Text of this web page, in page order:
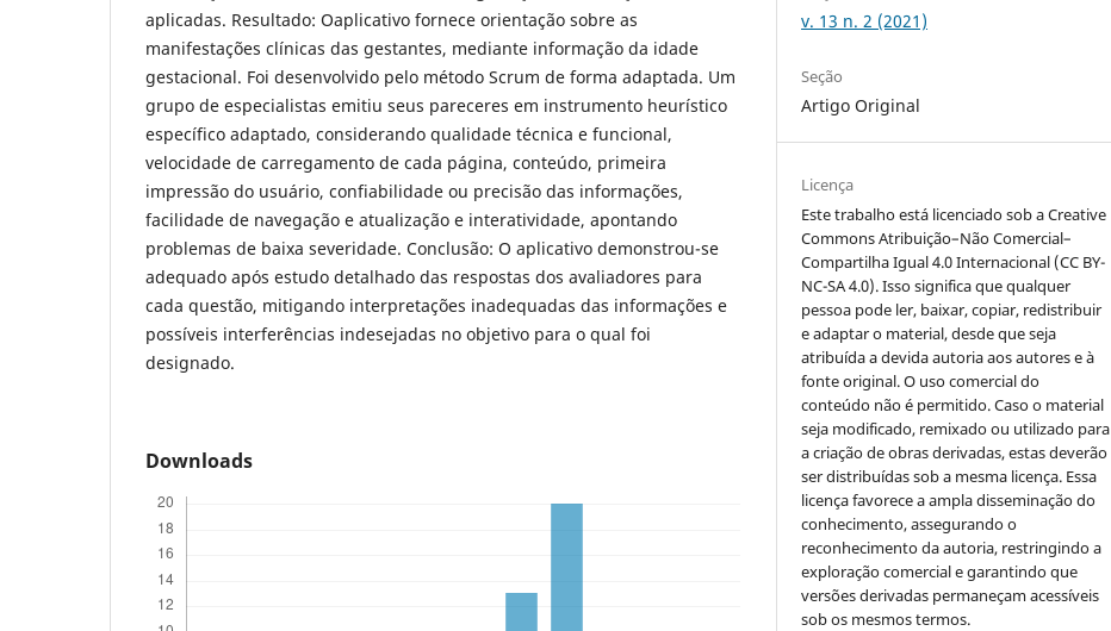
aplicadas. Resultado: Oaplicativo fornece orientação sobre as
manifestações clínicas das gestantes, mediante informação da idade
gestacional. Foi desenvolvido pelo método Scrum de forma adaptada. Um
grupo de especialistas emitiu seus pareceres em instrumento heurístico
específico adaptado, considerando qualidade técnica e funcional,
velocidade de carregamento de cada página, conteúdo, primeira
impressão do usuário, confiabilidade ou precisão das informações,
facilidade de navegação e atualização e interatividade, apontando
problemas de baixa severidade. Conclusão: O aplicativo demonstrou-se
adequado após estudo detalhado das respostas dos avaliadores para
cada questão, mitigando interpretações inadequadas das informações e
possíveis interferências indesejadas no objetivo para o qual foi
designado.
Downloads
v. 13 n. 2 (2021)
Seção
Artigo Original
Licença
Este trabalho está licenciado sob a Creative
Commons Atribuição–Não Comercial–
Compartilha Igual 4.0 Internacional (CC BY-
NC-SA 4.0). Isso significa que qualquer
pessoa pode ler, baixar, copiar, redistribuir
e adaptar o material, desde que seja
atribuída a devida autoria aos autores e à
fonte original. O uso comercial do
conteúdo não é permitido. Caso o material
seja modificado, remixado ou utilizado para
a criação de obras derivadas, estas deverão
ser distribuídas sob a mesma licença. Essa
licença favorece a ampla disseminação do
conhecimento, assegurando o
reconhecimento da autoria, restringindo a
exploração comercial e garantindo que
versões derivadas permaneçam acessíveis
sob os mesmos termos.